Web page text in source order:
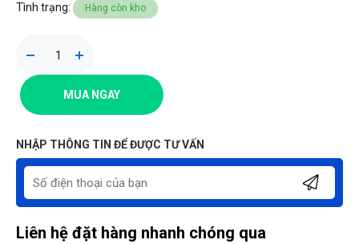
Tình trạng: Hàng còn kho
MUA NGAY
NHẬP THÔNG TIN ĐỂ ĐƯỢC TƯ VẤN
Liên hệ đặt hàng nhanh chóng qua